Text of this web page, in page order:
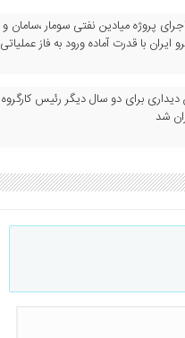
پروژه میادین نفتی سومار ،سامان و
ایران با قدرت آماده ورود به فاز عملیاتی
دیداری برای دو سال دیگر رئیس کارگروه
شد